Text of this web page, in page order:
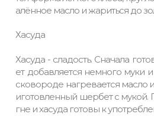
алённое масло и жариться до
Хасуда
Хасуда - сладость. Сначала
ет добавляется немного муки
сковороде нагревается масло
иготовленный шербет с мукой.
гне и хасуда готовы к